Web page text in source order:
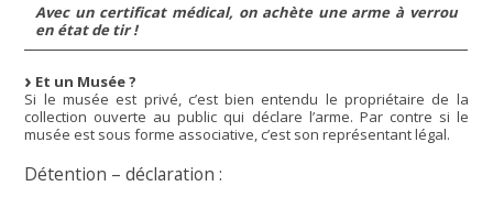
Avec un certificat médical, on achète une arme à verrou
en état de tir !
Et un Musée ?
Si le musée est privé, c’est bien entendu le propriétaire de la
collection ouverte au public qui déclare l’arme. Par contre si le
musée est sous forme associative, c’est son représentant légal.
Détention – déclaration :